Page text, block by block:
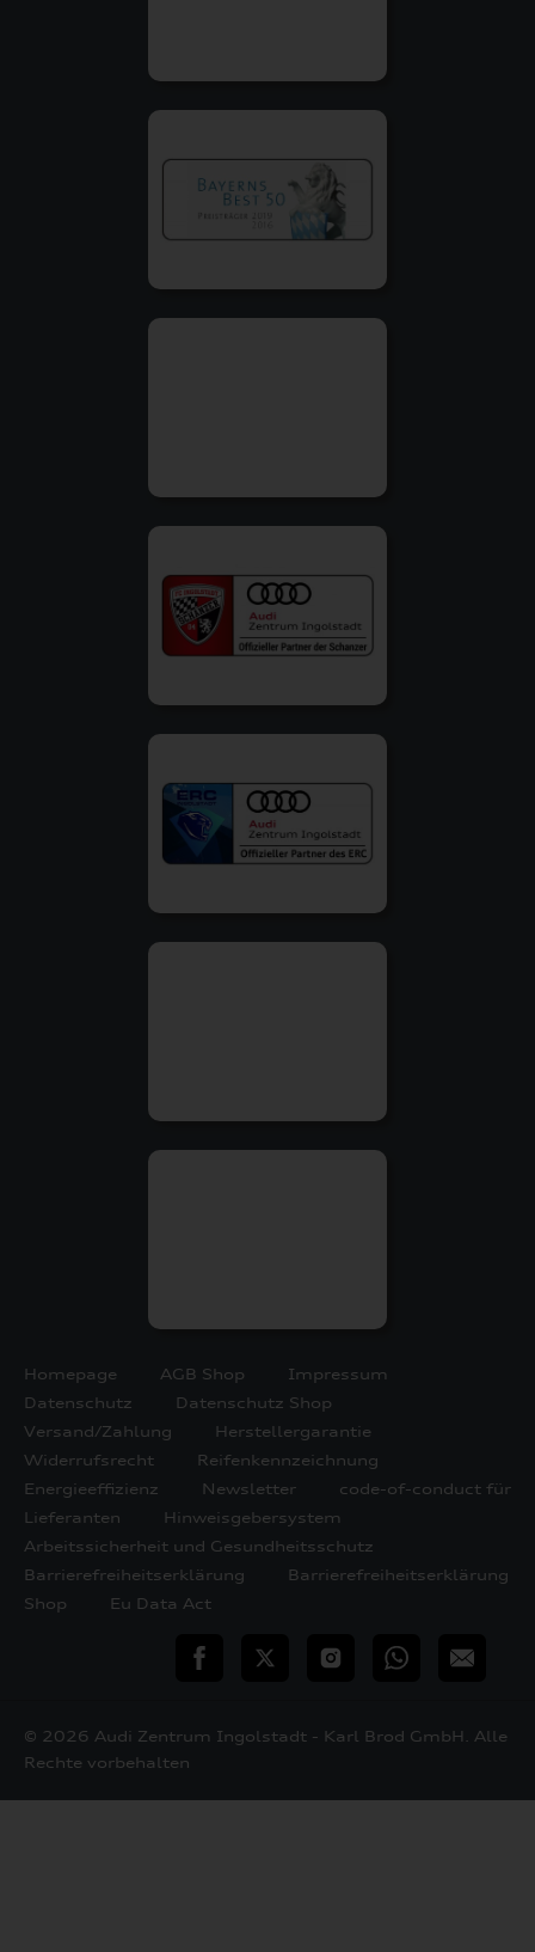
Homepage AGB Shop
Impressum
Datenschutz
Datenschutz Shop
Versand/Zahlung
Herstellergarantie
Widerrufsrecht
Reifenkennzeichnung
Energieeffizienz
Newsletter
code-of-conduct für
Lieferanten
Hinweisgebersystem
Arbeitssicherheit und Gesundheitsschutz
Barrierefreiheitserklärung
Barrierefreiheitserklärung
Shop
Eu Data Act
teilen Twitter InstagramWhatsApp
E-
© 2026 Audi Zentrum Ingolstadt - Karl Brod GmbH. Alle
Rechte vorbehalten